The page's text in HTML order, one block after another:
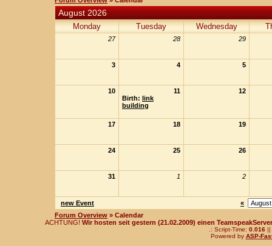
August 2026
Monday Tuesday Wednesday
27 28 29
3 4 5
10
11
Birth: link
building
12
17 18 19
24 25 26
31 1 2
new Event
«
Forum Overview » Calendar
ACHTUNG! Wir hosten seit gestern (21.02.2009) einen
.: Script-Time: 0.016 ||
Powered by ASP-